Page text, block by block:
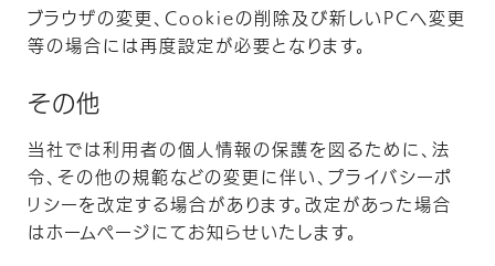
ブラウザの変更、Cookieの削除及び新しいPCへ変更
等の場合には再度設定が必要となります。
その他
当社では利用者の個人情報の保護を図るために、法
令、その他の規範などの変更に伴い、プライバシーポ
リシーを改定する場合があります。改定があった場合
はホームページにてお知らせいたします。